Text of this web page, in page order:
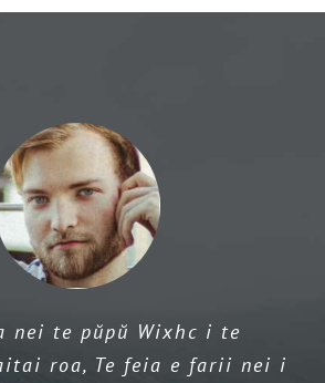
e
Aita vau i ite eaha te tahi
Teie te tao'a maitai roa
nei te pŭpŭ Wixhc i te
roa, Te feia e farii nei i